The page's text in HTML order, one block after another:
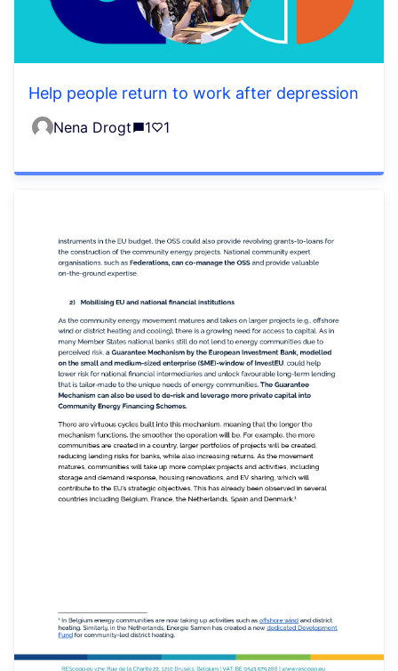
Help people return to work after depression
Nena Drogt 1 1